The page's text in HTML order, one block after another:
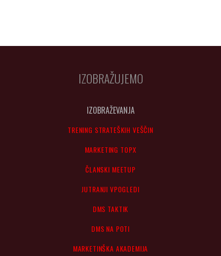
IZOBRAŽUJEMO
IZOBRAŽEVANJA
TRENING STRATEŠKIH VEŠČIN
MARKETING TOPX
ČLANSKI MEETUP
JUTRANJI VPOGLEDI
DMS TAKTIK
DMS NA POTI
MARKETINŠKA AKADEMIJA